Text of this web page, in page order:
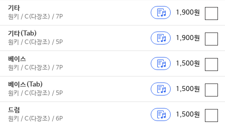
기타
원키 / C(다장조) / 7P
1,900원
기타(Tab)
원키 / C(다장조) / 5P
1,900원
베이스
원키 / C(다장조) / 7P
1,500원
베이스(Tab)
원키 / C(다장조) / 5P
1,500원
드럼
원키 / C(다장조) / 6P
1,500원